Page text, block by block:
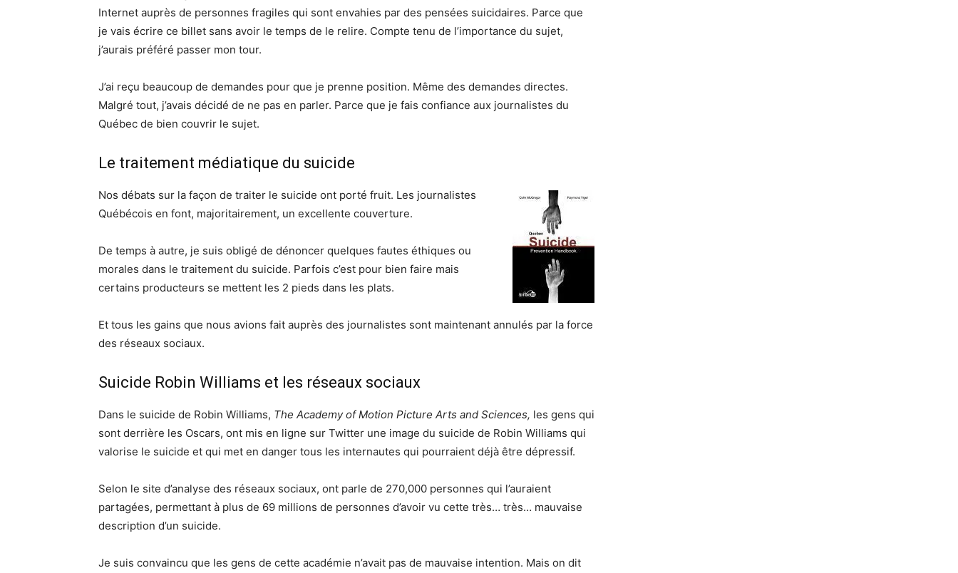
Internet auprès de personnes fragiles qui sont envahies par des pensées suicidaires. Parce que
je vais écrire ce billet sans avoir le temps de le relire. Compte tenu de l’importance du sujet,
j’aurais préféré passer mon tour.
J’ai reçu beaucoup de demandes pour que je prenne position. Même des demandes directes.
Malgré tout, j’avais décidé de ne pas en parler. Parce que je fais confiance aux journalistes du
Québec de bien couvrir le sujet.
Le traitement médiatique du suicide
Nos débats sur la façon de traiter le suicide ont porté fruit. Les journalistes
Québécois en font, majoritairement, un excellente couverture.
De temps à autre, je suis obligé de dénoncer quelques fautes éthiques ou
morales dans le traitement du suicide. Parfois c’est pour bien faire mais
certains producteurs se mettent les 2 pieds dans les plats.
Et tous les gains que nous avions fait auprès des journalistes sont maintenant annulés par la force
des réseaux sociaux.
Suicide Robin Williams et les réseaux sociaux
Dans le suicide de Robin Williams, The Academy of Motion Picture Arts and Sciences, les gens qui
sont derrière les Oscars, ont mis en ligne sur Twitter une image du suicide de Robin Williams qui
valorise le suicide et qui met en danger tous les internautes qui pourraient déjà être dépressif.
Selon le site d’analyse des réseaux sociaux, ont parle de 270,000 personnes qui l’auraient
partagées, permettant à plus de 69 millions de personnes d’avoir vu cette très… très… mauvaise
description d’un suicide.
Je suis convaincu que les gens de cette académie n’avait pas de mauvaise intention. Mais on dit